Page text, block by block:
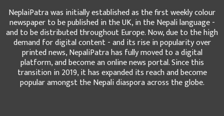
NeplaiPatra was initially established as the first weekly colour
newspaper to be published in the UK, in the Nepali language -
and to be distributed throughout Europe. Now, due to the high
demand for digital content - and its rise in popularity over
printed news, NepaliPatra has fully moved to a digital
platform, and become an online news portal. Since this
transition in 2019, it has expanded its reach and become
popular amongst the Nepali diaspora across the globe.